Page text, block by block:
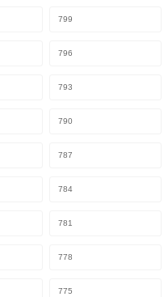
799
796
793
790
787
784
781
778
775